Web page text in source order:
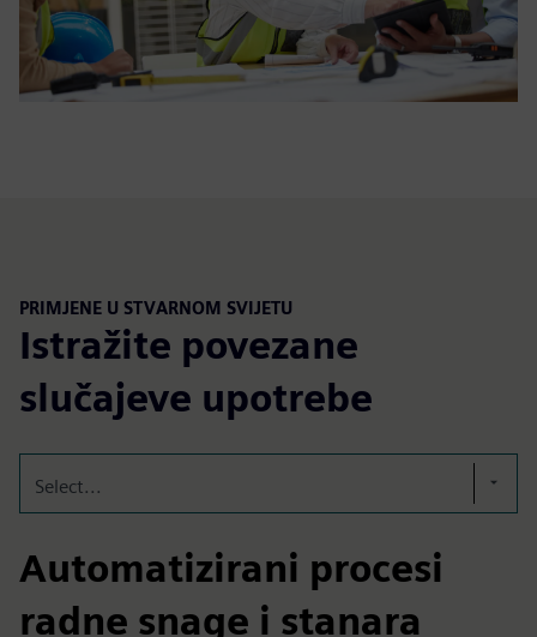
PRIMJENE U STVARNOM SVIJETU
Istražite povezane
slučajeve upotrebe
Select...
Automatizirani procesi
radne snage i stanara